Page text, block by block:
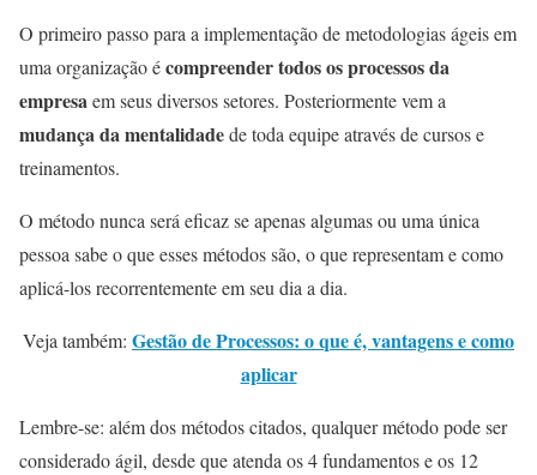
O primeiro passo para a implementação de metodologias ágeis em
uma organização écompreender todos os processos da
empresaem seus diversos setores. Posteriormente vem a
mudança da mentalidadede toda equipe através de cursos e
treinamentos.
O método nunca será eficaz se apenas algumas ou uma única
pessoa sabe o que esses métodos são, o que representam e como
aplicá-los recorrentemente em seu dia a dia.
Veja também: Gestão de Processos: o que é, vantagens e como
aplicar
Lembre-se: além dos métodos citados, qualquer método pode ser
considerado ágil, desde que atenda os 4 fundamentos e os 12